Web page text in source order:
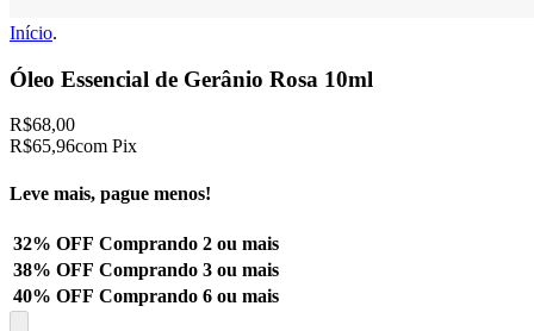
Início.
Óleo Essencial de Gerânio Rosa 10ml
R$68,00
R$65,96com Pix
Leve mais, pague menos!
32% OFF Comprando 2 ou mais
38% OFF Comprando 3 ou mais
40% OFF Comprando 6 ou mais